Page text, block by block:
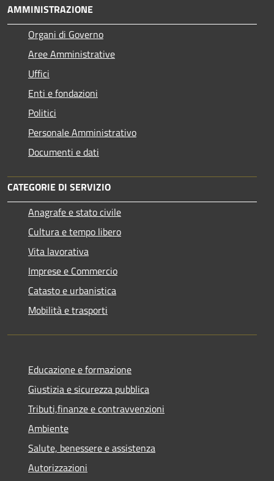
AMMINISTRAZIONE
Organi di Governo
Aree Amministrative
Uffici
Enti e fondazioni
Politici
Personale Amministrativo
Documenti e dati
CATEGORIE DI SERVIZIO
Anagrafe e stato civile
Cultura e tempo libero
Vita lavorativa
Imprese e Commercio
Catasto e urbanistica
Mobilità e trasporti
Educazione e formazione
Giustizia e sicurezza pubblica
Tributi,finanze e contravvenzioni
Ambiente
Salute, benessere e assistenza
Autorizzazioni